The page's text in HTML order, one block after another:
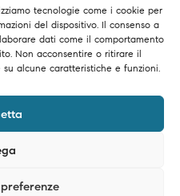
tecnologie come i cookie per
del dispositivo. Il consenso a
dati come il comportamento
Non acconsentire o ritirare il
alcune caratteristiche e funzioni.
riservati – P.IVA 04250540616 –